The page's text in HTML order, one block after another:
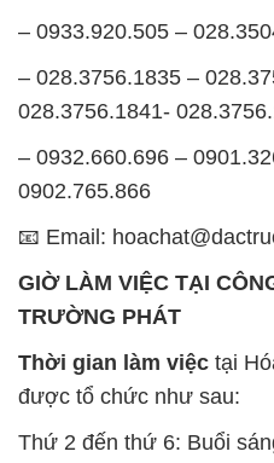
– 0933.920.505 –
– 028.3756.1835 –
028.3756.1841-
– 0932.660.696 –
0902.765.866
📧 Email:
GIỜ LÀM VIỆC TẠI
TRƯỜNG PHÁT
Thời gian làm việc tại
được tổ chức như sau:
Thứ 2 đến thứ 6: Buổi